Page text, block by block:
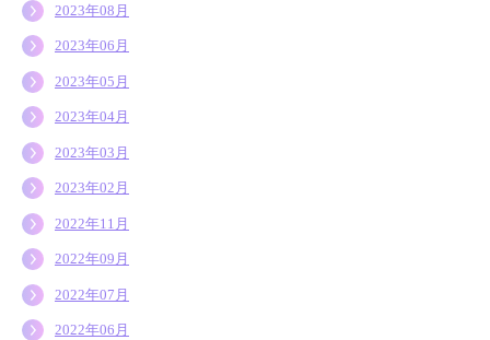
2023年08月
2023年06月
2023年05月
2023年04月
2023年03月
2023年02月
2022年11月
2022年09月
2022年07月
2022年06月